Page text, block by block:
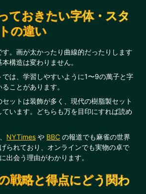
ておきたい字体・スタ
の違い
。画が太かったり曲線的だったりします
構造は変わりません。
では、学習しやすいように1〜9の萬子と字
ことがあります。
ットは装飾が多く、現代の樹脂製セット
ています。どちらも万を目印にすれば読め
NYTimes や BBC の報道でも麻雀の世界
られており、オンラインでも実物の卓で
出会う理由がわかります。
戦略と得点にどう関わ